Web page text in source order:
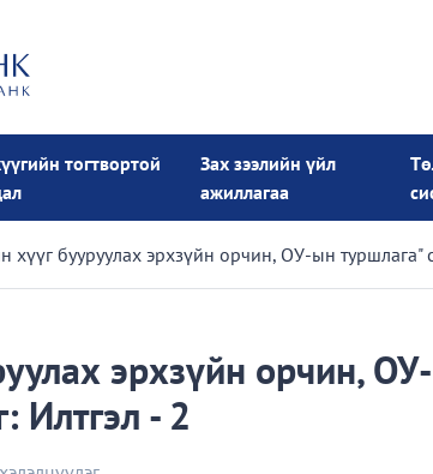
тогтвортой
Зах зээлийн үйл
ажиллагаа
хүүг бууруулах эрхзүйн орчин, ОУ-ын туршлага"
эрхзүйн орчин,
Илтгэл - 2